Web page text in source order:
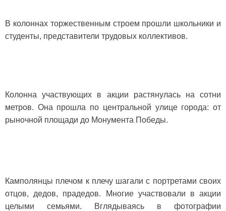
В колоннах торжественным строем прошли школьники и
студенты, представители трудовых коллективов.
Колонна участвующих в акции растянулась на сотни
метров. Она прошла по центральной улице города: от
рыночной площади до Монумента Победы.
Камполянцы плечом к плечу шагали с портретами своих
отцов, дедов, прадедов.
Многие участвовали в акции
целыми семьями.
Вглядываясь в фотографии